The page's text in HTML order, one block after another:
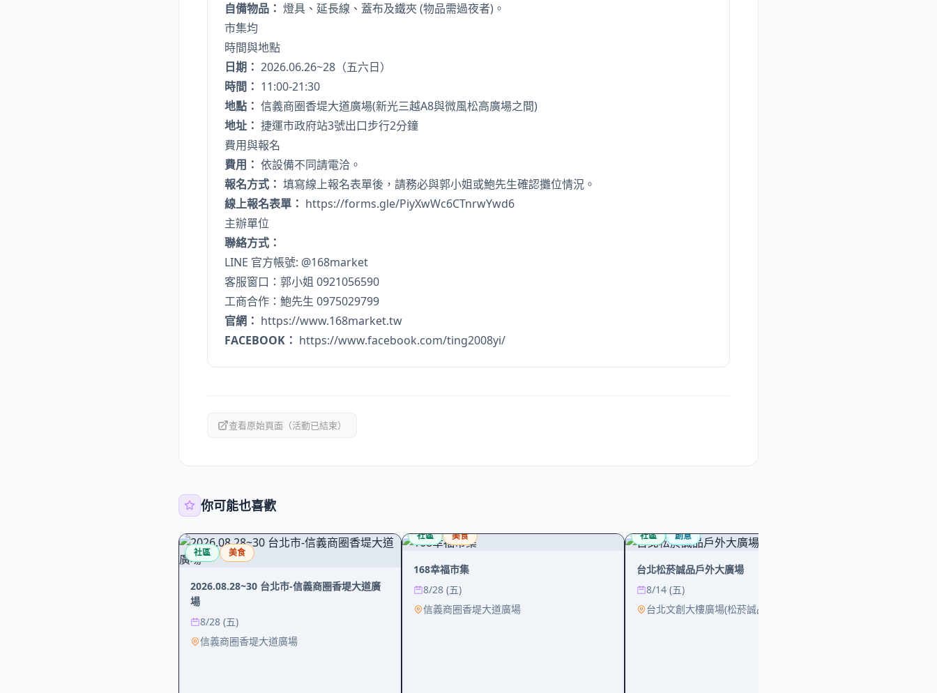
自備物品： 燈具、延長線、蓋布及鐵夾 (物品需過夜者)。
市集均
時間與地點
日期： 2026.06.26~28（五六日）
時間： 11:00-21:30
地點： 信義商圈香堤大道廣場(新光三越A8與微風松高廣場之間)
地址： 捷運市政府站3號出口步行2分鐘
費用與報名
費用： 依設備不同請電洽。
報名方式： 填寫線上報名表單後，請務必與郭小姐或鮑先生確認攤位情況。
線上報名表單： https://forms.gle/PiyXwWc6CTnrwYwd6
主辦單位
聯絡方式：
LINE 官方帳號: @168market
客服窗口：郭小姐 0921056590
工商合作：鮑先生 0975029799
官網： https://www.168market.tw
FACEBOOK： https://www.facebook.com/ting2008yi/
查看原始頁面（活動已結束）
你可能也喜歡
社區 美食
2026.08.28~30 台北市-信義商圈香堤大道廣
場
8/28 (五)
信義商圈香堤大道廣場
社區 美食
168幸福市集
8/28 (五)
信義商圈香堤大道廣場
社區 創意
台北松菸誠品戶外大廣場
8/14 (五)
台北文創大樓廣場(松菸誠品戶外大廣場)